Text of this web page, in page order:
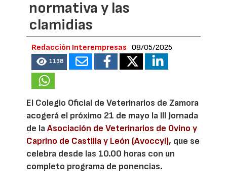
normativa y las
clamidias
Redacción Interempresas 08/05/2025
1138
El Colegio Oficial de Veterinarios de Zamora
acogerá el próximo 21 de mayo la III Jornada
de laAsociación de Veterinarios de Ovino y
Caprino de Castilla y León (Avoccyl), que se
celebra desde las 10.00 horas con un
completo programa de ponencias.